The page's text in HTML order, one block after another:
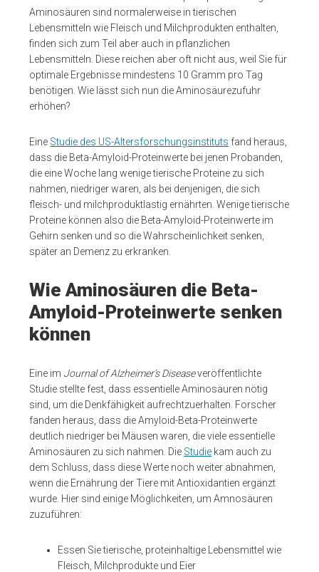
Aminosäuren sind normalerweise in tierischen
Lebensmitteln wie Fleisch und Milchprodukten enthalten,
finden sich zum Teil aber auch in pflanzlichen
Lebensmitteln. Diese reichen aber oft nicht aus, weil Sie für
optimale Ergebnisse mindestens 10 Gramm pro Tag
benötigen. Wie lässt sich nun die Aminosäurezufuhr
erhöhen?
Eine Studie des US-Altersforschungsinstituts fand heraus,
dass die Beta-Amyloid-Proteinwerte bei jenen Probanden,
die eine Woche lang wenige tierische Proteine zu sich
nahmen, niedriger waren, als bei denjenigen, die sich
fleisch- und milchproduktlastig ernährten. Wenige tierische
Proteine können also die Beta-Amyloid-Proteinwerte im
Gehirn senken und so die Wahrscheinlichkeit senken,
später an Demenz zu erkranken.
Wie Aminosäuren die Beta-
Amyloid-Proteinwerte senken
können
Eine im Journal of Alzheimer’s Diseaseveröffentlichte
Studie stellte fest, dass essentielle Aminosäuren nötig
sind, um die Denkfähigkeit aufrechtzuerhalten. Forscher
fanden heraus, dass die Amyloid-Beta-Proteinwerte
deutlich niedriger bei Mäusen waren, die viele essentielle
Aminosäuren zu sich nahmen. Die Studie kam auch zu
dem Schluss, dass diese Werte noch weiter abnahmen,
wenn die Ernährung der Tiere mit Antioxidantien ergänzt
wurde. Hier sind einige Möglichkeiten, um Amnosäuren
zuzuführen:
Essen Sie tierische, proteinhaltige Lebensmittel wie
Fleisch, Milchprodukte und Eier